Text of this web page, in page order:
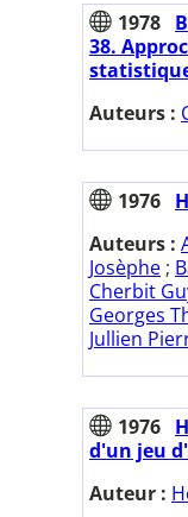
1978
38.
Auteurs :
1976
Auteurs :
Josèphe ;
Cherbit
Georges
Jullien
1976
d'un jeu
Auteur :